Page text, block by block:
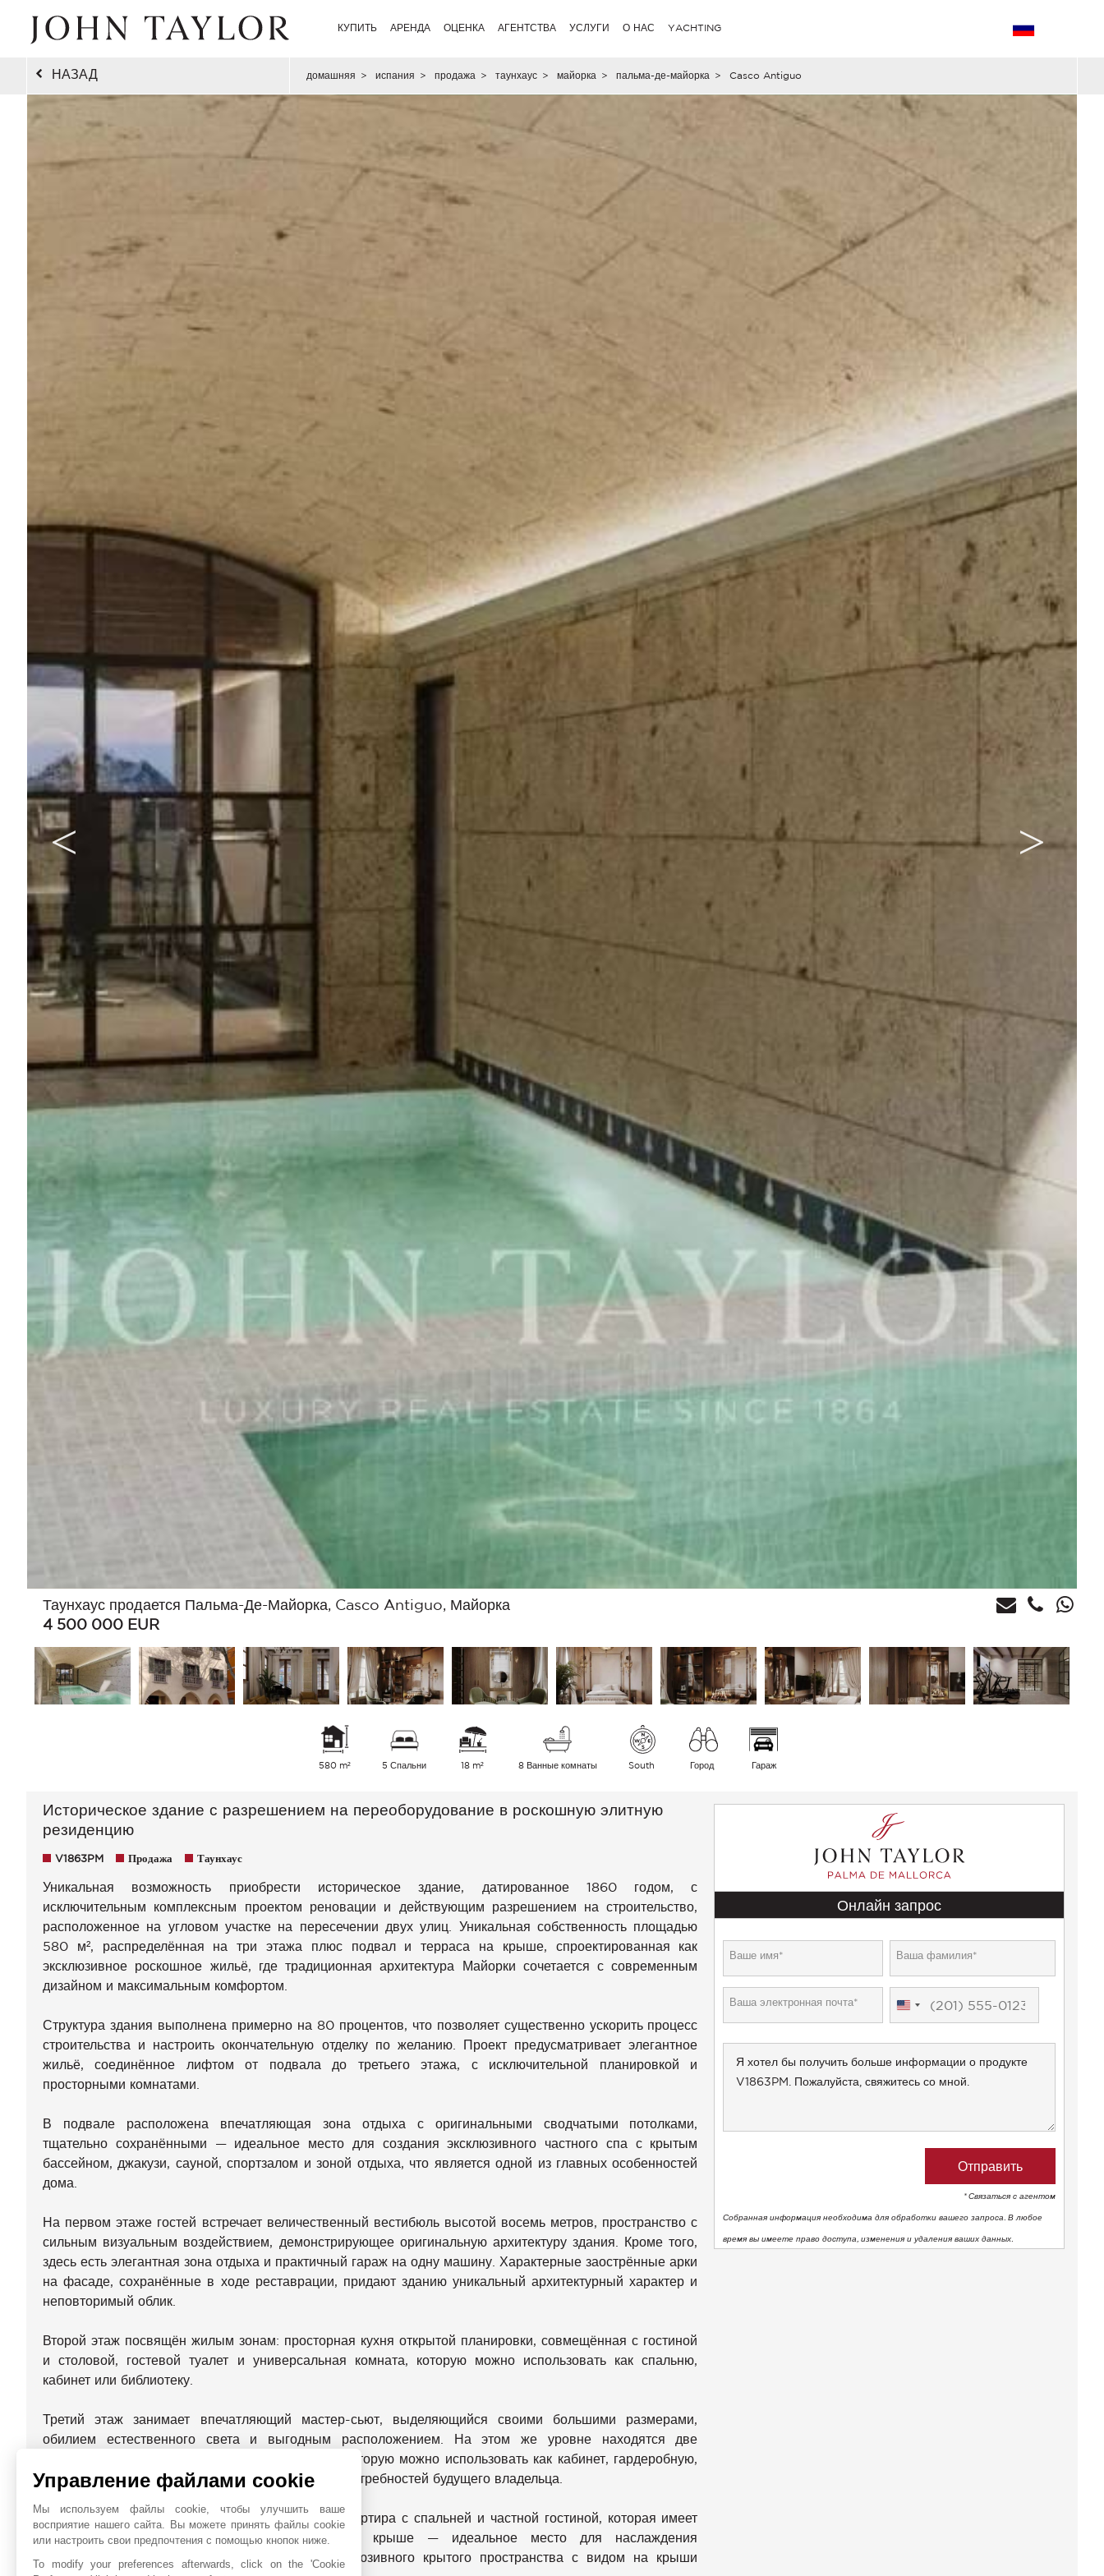
КУПИТЬ АРЕНДА ОЦЕНКА АГЕНТСТВА УСЛУГИ О НАС YACHTING
НАЗАД домашняя > испания > продажа > таунхаус > майорка > пальма-де-майорка > Casco Antiguo
Таунхаус продается Пальма-Де-Майорка, Casco Antiguo, Майорка
4 500 000 EUR
580 m² 5 Спальни 18 m² 8 Ванные комнаты South Город Гараж
Историческое здание с разрешением на переоборудование в роскошную элитную
резиденцию
V1863PM Продажа Таунхаус
Уникальная возможность приобрести историческое здание, датированное 1860 годом, с
исключительным комплексным проектом реновации и действующим разрешением на строительство,
расположенное на угловом участке на пересечении двух улиц. Уникальная собственность площадью
580 м², распределённая на три этажа плюс подвал и терраса на крыше, спроектированная как
эксклюзивное роскошное жильё, где традиционная архитектура Майорки сочетается с современным
дизайном и максимальным комфортом.
Структура здания выполнена примерно на 80 процентов, что позволяет существенно ускорить процесс
строительства и настроить окончательную отделку по желанию. Проект предусматривает элегантное
жильё, соединённое лифтом от подвала до третьего этажа, с исключительной планировкой и
просторными комнатами.
В подвале расположена впечатляющая зона отдыха с оригинальными сводчатыми потолками,
тщательно сохранёнными — идеальное место для создания эксклюзивного частного спа с крытым
бассейном, джакузи, сауной, спортзалом и зоной отдыха, что является одной из главных особенностей
дома.
На первом этаже гостей встречает величественный вестибюль высотой восемь метров, пространство с
сильным визуальным воздействием, демонстрирующее оригинальную архитектуру здания. Кроме того,
здесь есть элегантная зона отдыха и практичный гараж на одну машину. Характерные заострённые арки
на фасаде, сохранённые в ходе реставрации, придают зданию уникальный архитектурный характер и
неповторимый облик.
Второй этаж посвящён жилым зонам: просторная кухня открытой планировки, совмещённая с гостиной
и столовой, гостевой туалет и универсальная комната, которую можно использовать как спальню,
кабинет или библиотеку.
Третий этаж занимает впечатляющий мастер-сьют, выделяющийся своими большими размерами,
обилием естественного света и выгодным расположением. На этом же уровне находятся две
дополнительные спальни и ещё одна комната, которую можно использовать как кабинет, гардеробную,
читальню или для иных целей в зависимости от потребностей будущего владельца.
Четвёртый этаж задуман как уютная гостевая квартира с спальней и частной гостиной, которая имеет
прямой выход на великолепную террасу на крыше — идеальное место для наслаждения
средиземноморским климатом и создания эксклюзивного крытого пространства с видом на крыши
Онлайн запрос
United
* Связаться с агентом
Собранная информация необходима для обработки вашего запроса. В любое
время вы имеете право доступа, изменения и удаления ваших данных.
Управление файлами cookie
Мы используем файлы cookie, чтобы улучшить ваше
восприятие нашего сайта. Вы можете принять файлы cookie
или настроить свои предпочтения с помощью кнопок ниже.
To modify your preferences afterwards, click on the 'Cookie